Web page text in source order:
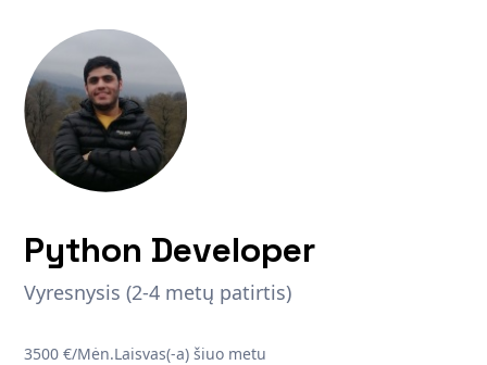
Python Developer
Vyresnysis (2-4 metų patirtis)
3500 €/Mėn.Laisvas(-a) šiuo metu